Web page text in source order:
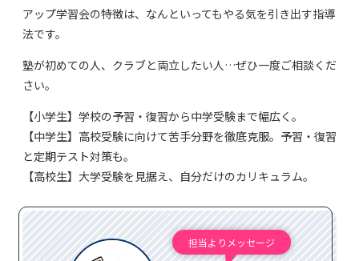
アップ学習会の特徴は、なんといってもやる気を引き出す指導
法です。
塾が初めての人、クラブと両立したい人…ぜひ一度ご相談くだ
さい。
【小学生】学校の予習・復習から中学受験まで幅広く。
【中学生】高校受験に向けて苦手分野を徹底克服。予習・復習
と定期テスト対策も。
【高校生】大学受験を見据え、自分だけのカリキュラム。
担当よりメッセージ